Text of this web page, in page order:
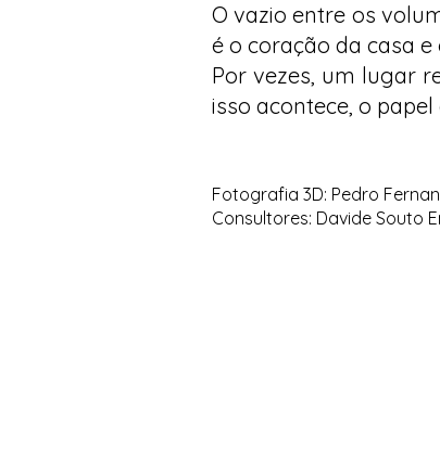
O vazio entre os
é o coração da casa
Por vezes, um lugar
isso acontece, o
Fotografia 3D: Pedro
Consultores: Davide Souto